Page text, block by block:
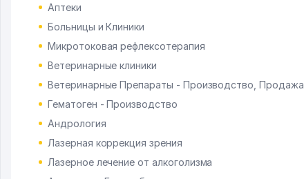
Аптеки
Больницы и Клиники
Микротоковая рефлексотерапия
Ветеринарные клиники
Ветеринарные Препараты - Производство, Продажа
Гематоген - Производство
Андрология
Лазерная коррекция зрения
Лазерное лечение от алкоголизма